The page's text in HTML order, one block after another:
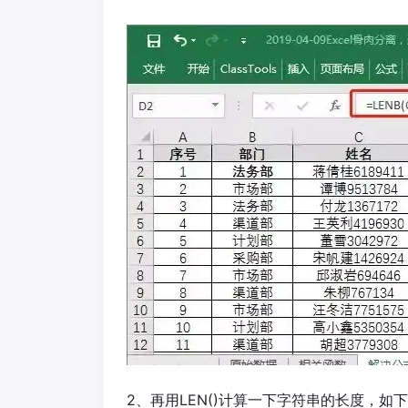
2、再用LEN()计算一下字符串的长度，如